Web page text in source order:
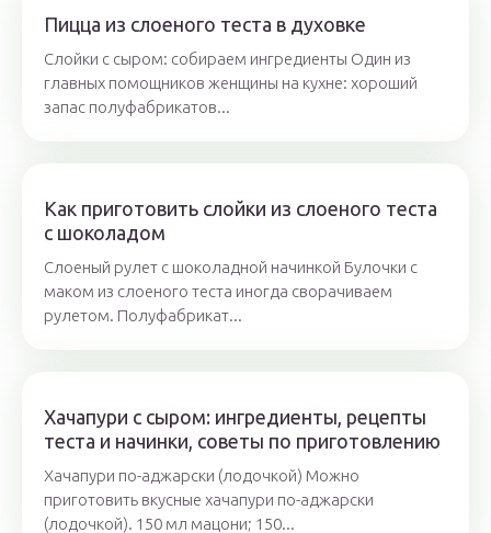
Пицца из слоеного теста в духовке
Слойки с сыром: собираем ингредиенты Один из
главных помощников женщины на кухне: хороший
запас полуфабрикатов...
Как приготовить слойки из слоеного теста
с шоколадом
Слоеный рулет с шоколадной начинкой Булочки с
маком из слоеного теста иногда сворачиваем
рулетом. Полуфабрикат...
Хачапури с сыром: ингредиенты, рецепты
теста и начинки, советы по приготовлению
Хачапури по-аджарски (лодочкой) Можно
приготовить вкусные хачапури по-аджарски
(лодочкой). 150 мл мацони; 150...